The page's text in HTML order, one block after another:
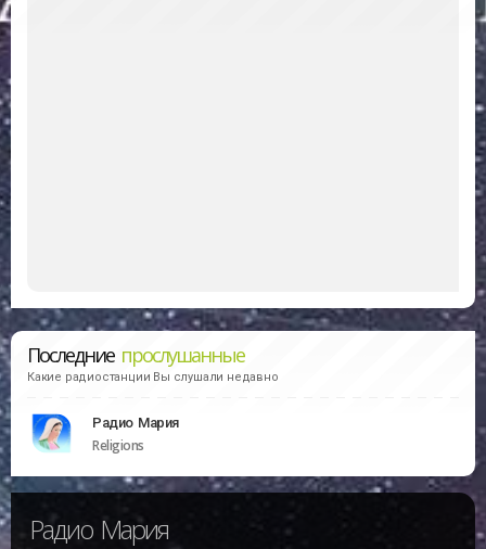
Последние прослушанные
Какие радиостанции Вы слушали недавно
Радио Мария
Religions
Радио Мария